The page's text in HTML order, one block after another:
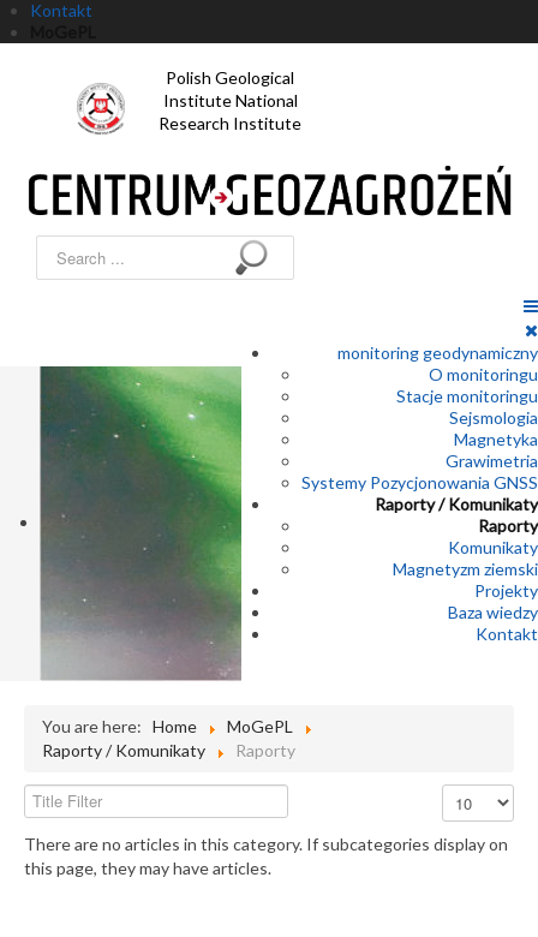
Kontakt
Polish Geological
Institute National
Research Institute
Search
monitoring geodynamiczny
O monitoringu
Stacje monitoringu
Sejsmologia
Magnetyka
Grawimetria
Systemy Pozycjonowania GNSS
Raporty / Komunikaty
Raporty
Komunikaty
Magnetyzm ziemski
Projekty
Baza wiedzy
Kontakt
You are here: Home
MoGePL
Raporty / Komunikaty
Raporty
Title Filter Display #
There are no articles in this category. If subcategories display on
this page, they may have articles.